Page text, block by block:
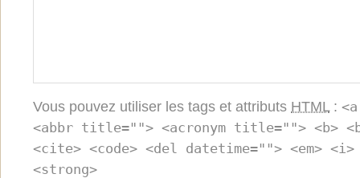
Vous pouvez utiliser les tags et attributs HTML :
<abbr title=""> <acronym title=""> <b>
<cite> <code> <del datetime=""> <em>
<strong>